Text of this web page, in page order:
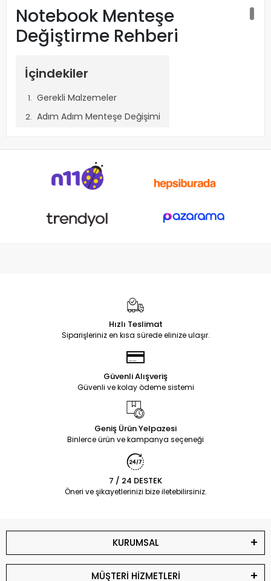
Notebook Menteşe
Değiştirme Rehberi
İçindekiler
Gerekli Malzemeler
Adım Adım Menteşe Değişimi
Notebook Menteşe Değiştirme Rehberi
Notebook menteşeleri zamanla gevşeyebilir, kırılabilir veya
yaparak dizüstü bilgisayarınızın ekranını daha sağlam ve
güvenli bir şekilde kullanabilirsiniz. Bu rehberde, notebook
Yeni uyumlu menteşeler
Plastik açma aparatı veya ince plastik kart
Antistatik bileklik (isteğe bağlı, statik elektrikten
Yumuşak bir bez veya masa koruyucu
Adım Adım Menteşe
Değişimi
1. Dizüstü Bilgisayarı
Kapatın ve Güç Bağlantısını
Güvenli bir işlem yapmak için bilgisayarınızı tamamen
kapatın ve prize bağlıysa güç bağlantısını kesin. Bataryası
çıkarılabilen bir modelse, bataryayı da çıkararak işlemi daha
güvenli hale getirin.
Hızlı Teslimat
Siparişleriniz en kısa sürede elinize ulaşır.
Güvenli Alışveriş
Güvenli ve kolay ödeme sistemi
Geniş Ürün Yelpazesi
Binlerce ürün ve kampanya seçeneği
7 / 24 DESTEK
Öneri ve şikayetlerinizi bize iletebilirsiniz.
KURUMSAL
MÜŞTERİ HİZMETLERİ